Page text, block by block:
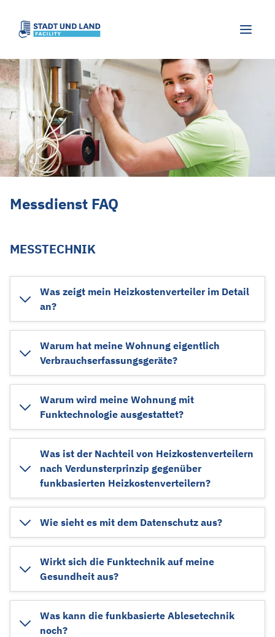
Messdienst FAQ
Messdienst FAQ
MESSTECHNIK
Was zeigt mein Heizkostenverteiler im Detail
an?
Warum hat meine Wohnung eigentlich
Verbrauchserfassungsgeräte?
Warum wird meine Wohnung mit
Funktechnologie ausgestattet?
Was ist der Nachteil von Heizkostenverteilern
nach Verdunsterprinzip gegenüber
funkbasierten Heizkostenverteilern?
Wie sieht es mit dem Datenschutz aus?
Wirkt sich die Funktechnik auf meine
Gesundheit aus?
Was kann die funkbasierte Ablesetechnik
noch?